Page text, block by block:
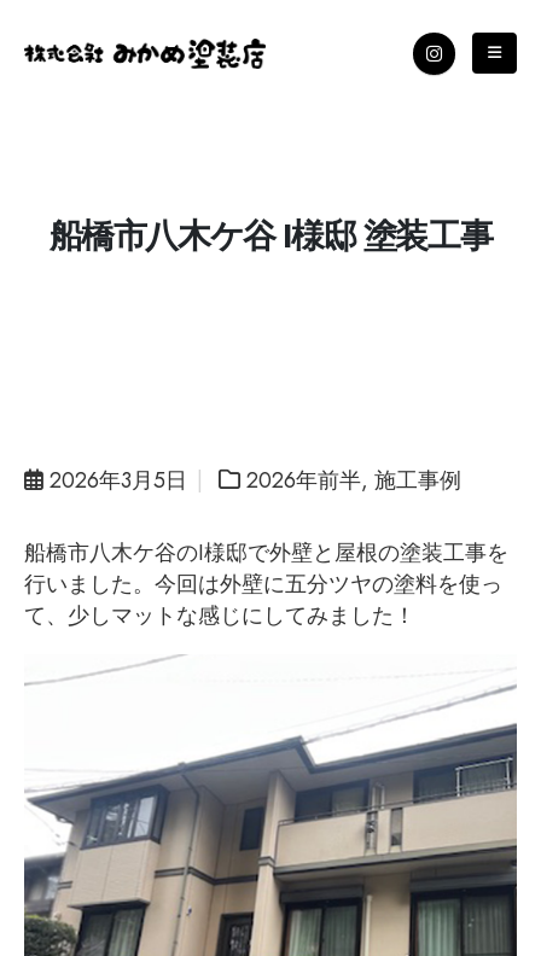
船橋市八木ケ谷 I様邸 塗装工事
2026年3月5日 2026年前半, 施工事例
船橋市八木ケ谷のI様邸で外壁と屋根の塗装工事を
行いました。今回は外壁に五分ツヤの塗料を使っ
て、少しマットな感じにしてみました！